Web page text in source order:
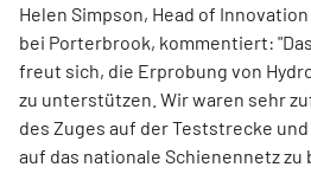
Helen Simpson, Head of
bei Porterbrook, kommentiert:
freut sich, die Erprobung von
zu unterstützen. Wir waren sehr
des Zuges auf der Teststrecke
auf das nationale Schienennetz zu